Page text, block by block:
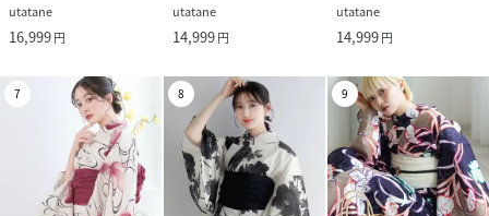
utatane
16,999円
utatane
14,999円
utatane
14,999円
7 8 9